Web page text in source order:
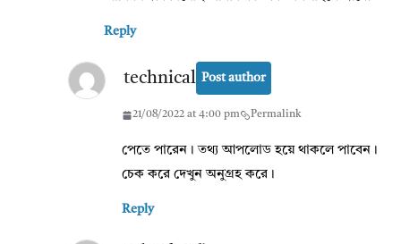
Reply
technical Post author
21/08/2022 at 4:00 pm Permalink
পেতে পারেন। তথ্য আপলোড হয়ে থাকলে পাবেন।
চেক করে দেখুন অনুগ্রহ করে।
Reply